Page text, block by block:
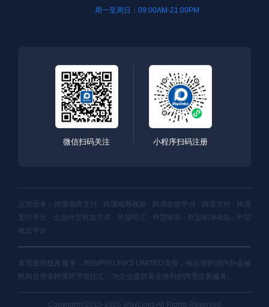
周一至周日：09:00AM-21:00PM
微信扫码关注 小程序扫码注册
主营业务：跨境电商支付 · 跨境电商收款 · 跨境收款平台 · 跨境支付 · 跨境
支付平台 · 企业外贸收款方式 · 外贸结汇 · 外贸收款 · 外贸B2B收款 · 外贸
收款平台
本页面所提及服务，均由IPAYLINKS LIMITED负责，由合作的境内外金融
机构在资金跨境环节收结汇，为企业提供安全便利的跨境交易服务。
Copyright©2015-2026 iPayLinks All Rights Reserved